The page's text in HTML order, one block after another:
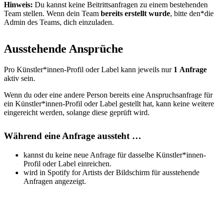
Hinweis: Du kannst keine Beitrittsanfragen zu einem bestehenden
Team stellen. Wenn dein Team bereits erstellt wurde, bitte den*die
Admin des Teams, dich einzuladen.
Ausstehende Ansprüche
Pro Künstler*innen-Profil oder Label kann jeweils nur 1 Anfrage
aktiv sein.
Wenn du oder eine andere Person bereits eine Anspruchsanfrage für
ein Künstler*innen-Profil oder Label gestellt hat, kann keine weitere
eingereicht werden, solange diese geprüft wird.
Während eine Anfrage aussteht …
kannst du keine neue Anfrage für dasselbe Künstler*innen-
Profil oder Label einreichen.
wird in Spotify for Artists der Bildschirm für ausstehende
Anfragen angezeigt.